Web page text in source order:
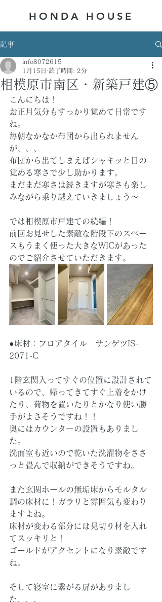
HONDA ​HOUSE
記事
相模原市南区・新築戸建⑤
info8072615
1月15日
読了時間: 2分
こんにちは！
お正月気分もすっかり覚めて日常です
ね。
毎朝なかなか布団から出られません
が、、、
布団から出てしまえばシャキッと目の
覚める寒さで少し助かります。
まだまだ寒さは続きますが寒さも楽し
みながら乗り越えていきましょう～
では相模原市戸建ての続編！
前回お見せした素敵な階段下のスペー
スもうまく使った大きなWICがあった
のでご紹介させていただきます。
●床材：フロアタイル　サンゲツIS-
2071-C
1階玄関入ってすぐの位置に設計されて
いるので、帰ってきてすぐ上着をかけ
たり、荷物を置いたりとかなり使い勝
手がよさそうですね！！
奥にはカウンターの設置もありまし
た。
洗面室も近いので乾いた洗濯物をささ
っと畳んで収納ができそうですね。
また玄関ホールの無垢床からモルタル
調の床材に！ガラリと雰囲気も変わり
ますよね。
床材が変わる部分には見切り材を入れ
てスッキリと！
ゴールドがアクセントになり素敵です
ね。
そして寝室に繋がる扉がありまし
た、、、